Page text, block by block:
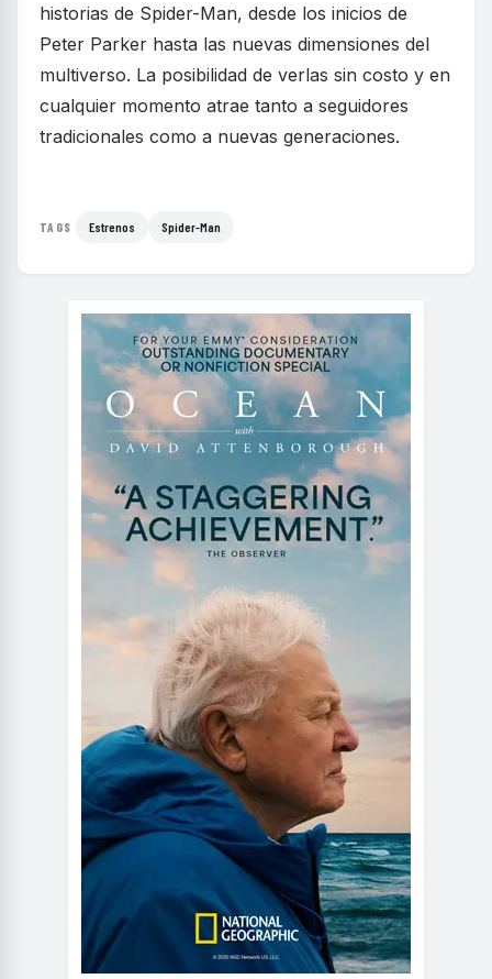
historias de Spider-Man, desde los inicios de
Peter Parker hasta las nuevas dimensiones del
multiverso. La posibilidad de verlas sin costo y en
cualquier momento atrae tanto a seguidores
tradicionales como a nuevas generaciones.
TAGS Estrenos Spider-Man